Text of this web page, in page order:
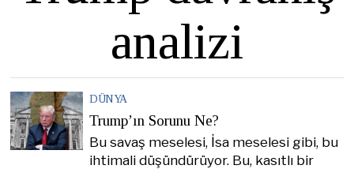
analizi
DÜNYA
Trump’ın Sorunu Ne?
Bu savaş meselesi, İsa meselesi gibi, bu
ihtimali düşündürüyor. Bu, kasıtlı bir